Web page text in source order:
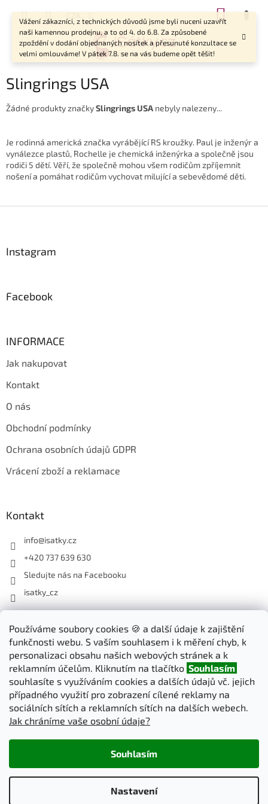
Používáme soubory cookies 🍪 a další údaje k zajištění
funkčnosti webu. S vaším souhlasem i k měření chyb, k
personalizaci obsahu našich webových stránek a k
reklamním účelům. Kliknutím na tlačítko Souhlasím
souhlasíte s využíváním cookies a dalších údajů vč. jejich
případného využití pro zobrazení cílené reklamy na
sociálních sítích a reklamních sítích na dalších webech.
Jak chráníme vaše osobní údaje?
Nastavení
Souhlasím
Vážení zákazníci, z technických důvodů jsme byli nuceni uzavřít
naši kamennou prodejnu, a to od 4. do 6.8. Za způsobené
zpoždění v dodání objednaných nosítek a přesunuté konzultace se
velmi omlouváme! V pátek 7.8. se na vás budeme opět těšit!
CZK
Slingrings USA
Žádné produkty značkySlingrings USA nebyly nalezeny...
Je rodinná americká značka vyrábějící RS kroužky. Paul je inženýr a
vynálezce plastů, Rochelle je chemická inženýrka a společně jsou
rodiči 5 dětí. Věří, že společně mohou všem rodičům zpříjemnit
nošení a pomáhat rodičům vychovat milující a sebevědomé děti.
Instagram
Facebook
INFORMACE
Jak nakupovat
Kontakt
O nás
Obchodní podmínky
Ochrana osobních údajů GDPR
Vrácení zboží a reklamace
Kontakt
info@isatky.cz
+420 737 639 630
Sledujte nás na Facebooku
isatky_cz
Odebírat newsletter
Vložte svůj e-mail a my vám budeme zasílat informace o nových
produktech na našem e-shopu.
E-mail
PŘIHLÁSIT SE